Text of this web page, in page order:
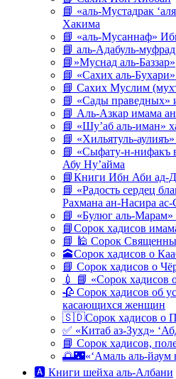
📘 «аль-Мустадрак
Хакима
📘 «аль-Мусаннаф»
📘 аль-Адабуль-
📘»Муснад аль-Баззар»
📘 «Сахих аль-
📘 Сахих Муслим
📘 «Сады праведных»
📘 Аль-Азкар имама
📘 «Шу’аб аль-иман»
📘 «Хильятуль-
📘 «Сыфату-н-нифакъ
Абу Ну’айма
📘Книги Ибн Аби ад-
📘 «Радость сердец
Рахмана ан-Насира ас-
📘 «Булюг аль-
📘Сорок хадисов
📘 🕌 Сорок
🕋Сорок хадисов о
📘 Сорок хадисов о
💉 📘 «Сорок хадисов
🥀 Сорок хадисов об
касающихся женщин
🇸🇩Сорок хадисов о
✅ «Китаб аз-Зухд»
📘 Сорок хадисов,
🌅🌃«‘Амаль аль-
🅰 Книги шейха аль-Албани